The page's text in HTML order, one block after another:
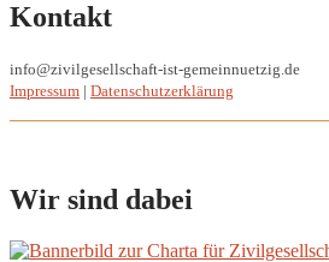
Kontakt
info@zivilgesellschaft-ist-gemeinnuetzig.de
Impressum | Datenschutzerklärung
Wir sind dabei